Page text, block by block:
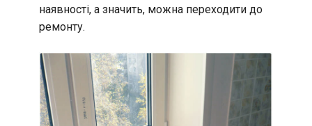
наявності, а значить, можна переходити до
ремонту.